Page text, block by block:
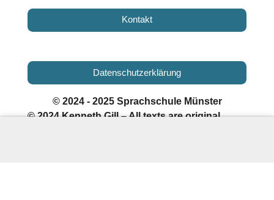
Kontakt
Datenschutzerklärung
© 2024 - 2025 Sprachschule Münster
© 2024 Kenneth Gill – All texts are original